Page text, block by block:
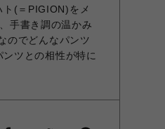
(＝PIGION)をメ
手書き調の温かみ
のでどんなパンツ
ツとの相性が特に